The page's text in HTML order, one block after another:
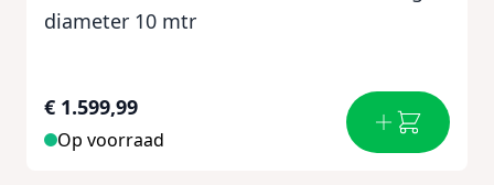
diameter 10 mtr
€ 1.599,99
Op voorraad